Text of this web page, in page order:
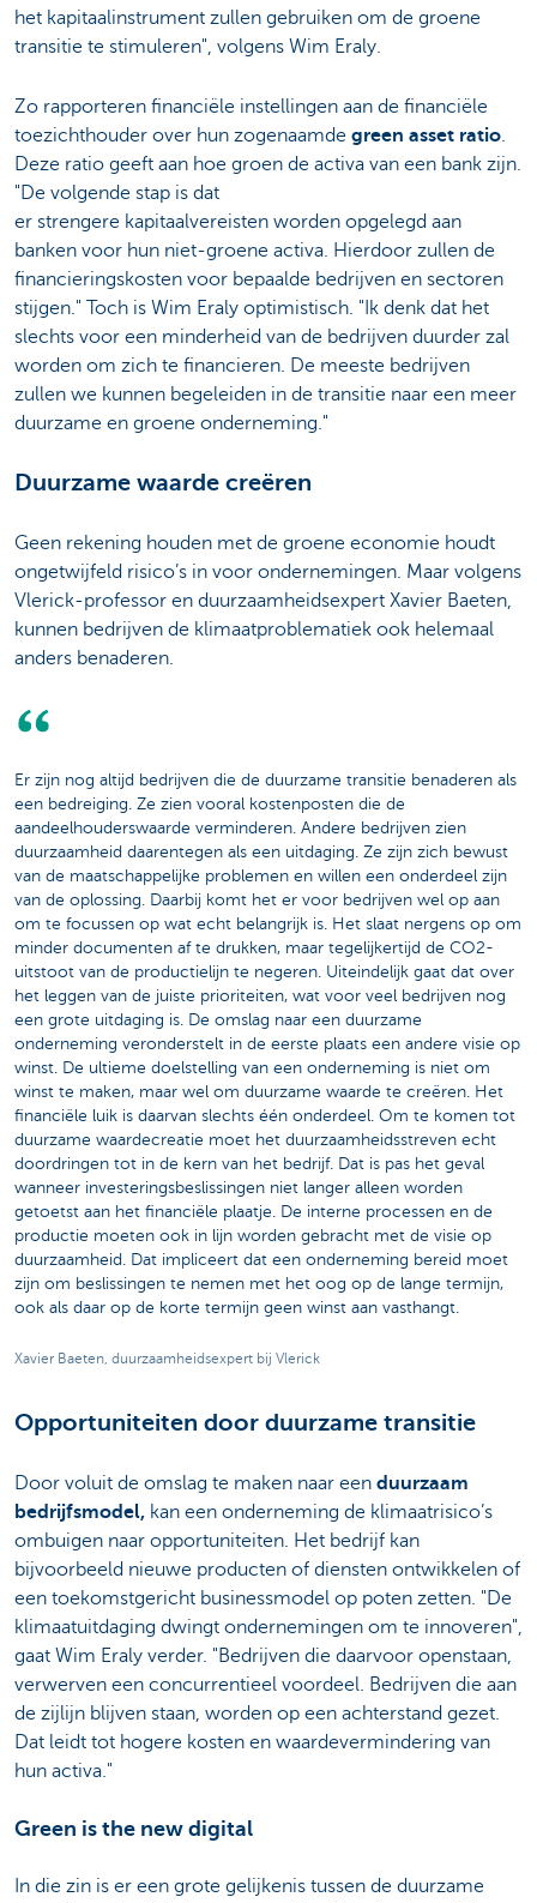
het kapitaalinstrument zullen gebruiken om de groene
transitie te stimuleren", volgens Wim Eraly.
Zo rapporteren financiële instellingen aan de financiële
toezichthouder over hun zogenaamde green asset ratio.
Deze ratio geeft aan hoe groen de activa van een bank zijn.
"De volgende stap is dat
er strengere kapitaalvereisten worden opgelegd aan
banken voor hun niet-groene activa. Hierdoor zullen de
financieringskosten voor bepaalde bedrijven en sectoren
stijgen." Toch is Wim Eraly optimistisch. "Ik denk dat het
slechts voor een minderheid van de bedrijven duurder zal
worden om zich te financieren. De meeste bedrijven
zullen we kunnen begeleiden in de transitie naar een meer
duurzame en groene onderneming."
Duurzame waarde creëren
Geen rekening houden met de groene economie houdt
ongetwijfeld risico’s in voor ondernemingen. Maar volgens
Vlerick-professor en duurzaamheidsexpert Xavier Baeten,
kunnen bedrijven de klimaatproblematiek ook helemaal
anders benaderen.
Er zijn nog altijd bedrijven die de duurzame transitie benaderen als
een bedreiging. Ze zien vooral kostenposten die de
aandeelhouderswaarde verminderen. Andere bedrijven zien
duurzaamheid daarentegen als een uitdaging. Ze zijn zich bewust
van de maatschappelijke problemen en willen een onderdeel zijn
van de oplossing. Daarbij komt het er voor bedrijven wel op aan
om te focussen op wat echt belangrijk is. Het slaat nergens op om
minder documenten af te drukken, maar tegelijkertijd de CO2-
uitstoot van de productielijn te negeren. Uiteindelijk gaat dat over
het leggen van de juiste prioriteiten, wat voor veel bedrijven nog
een grote uitdaging is. De omslag naar een duurzame
onderneming veronderstelt in de eerste plaats een andere visie op
winst. De ultieme doelstelling van een onderneming is niet om
winst te maken, maar wel om duurzame waarde te creëren. Het
financiële luik is daarvan slechts één onderdeel. Om te komen tot
duurzame waardecreatie moet het duurzaamheidsstreven echt
doordringen tot in de kern van het bedrijf. Dat is pas het geval
wanneer investeringsbeslissingen niet langer alleen worden
getoetst aan het financiële plaatje. De interne processen en de
productie moeten ook in lijn worden gebracht met de visie op
duurzaamheid. Dat impliceert dat een onderneming bereid moet
zijn om beslissingen te nemen met het oog op de lange termijn,
ook als daar op de korte termijn geen winst aan vasthangt.
Xavier Baeten, duurzaamheidsexpert bij Vlerick
Opportuniteiten door duurzame transitie
Door voluit de omslag te maken naar een duurzaam
bedrijfsmodel, kan een onderneming de klimaatrisico’s
ombuigen naar opportuniteiten. Het bedrijf kan
bijvoorbeeld nieuwe producten of diensten ontwikkelen of
een toekomstgericht businessmodel op poten zetten. "De
klimaatuitdaging dwingt ondernemingen om te innoveren",
gaat Wim Eraly verder. "Bedrijven die daarvoor openstaan,
verwerven een concurrentieel voordeel. Bedrijven die aan
de zijlijn blijven staan, worden op een achterstand gezet.
Dat leidt tot hogere kosten en waardevermindering van
hun activa."
Green is the new digital
In die zin is er een grote gelijkenis tussen de duurzame